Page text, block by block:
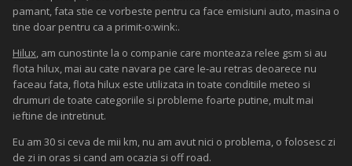
pamant, fata stie ce vorbeste pentru ca face emisiuni auto, masina o
tine doar pentru ca a primit-o:wink:.
Hilux, am cunostinte la o companie care monteaza relee gsm si au
flota hilux, mai au cate navara pe care le-au retras deoarece nu
faceau fata, flota hilux este utilizata in toate conditiile meteo si
drumuri de toate categoriile si probleme foarte putine, mult mai
ieftine de intretinut.
Eu am 30 si ceva de mii km, nu am avut nici o problema, o folosesc zi
de zi in oras si cand am ocazia si off road.